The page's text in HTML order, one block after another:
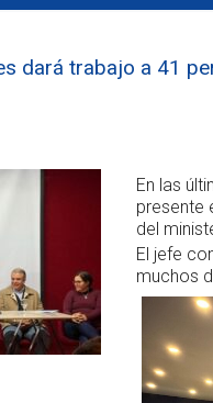
dará trabajo a 41
En las
presente
del
El jefe
muchos